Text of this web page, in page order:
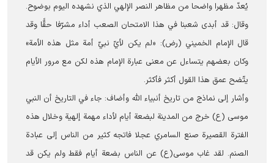
يُعدّ مظهرا واضحا من مظاهر النصر الإلهي الذي نشهده اليوم بوضوح.
وقال: قد أبدى شعبنا في هذا الامتحان الصعب أداء مشرّفا حقًّا وقد
قال الإمام الخميني (رض): «لم يكن لأيّ نبيّ أمة مثل هذه الأمة»
وكان بعضهم يتساءل عن معنى عبارة الإمام هذه لكن مع مرور الأيام
يتّضح عمق هذا القول أكثر فأكثر.
وأشار إلى نماذج من تاريخ أنبياء الله وأضاف: جاء في التاريخ أن النبي
موسى (ع) خرج من المدينة لبضعة أيام لأداء مهمة إلهية وخلال هذه
الفترة القصيرة صنع السامري عجلا فاتجه كثير من الناس إلى عبادة
الصنم. لقد غاب موسى(ع) عن الناس بضعة أيام فقط ولم يكن قد